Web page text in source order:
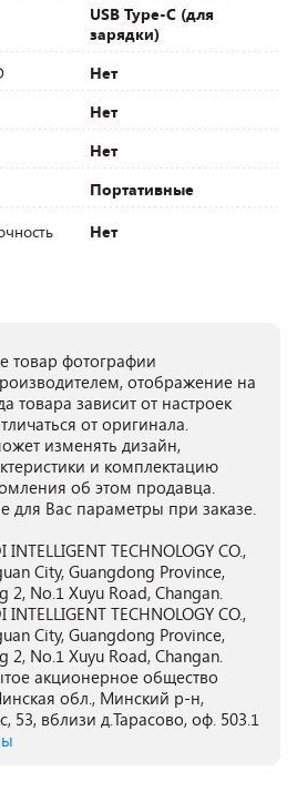
USB Type-C (для
зарядки)
Нет
Нет
Нет
Портативные
Нет
фотографии
отображение на
товара зависит от настроек
от оригинала.
изменять дизайн,
и комплектацию
об этом продавца.
для Вас параметры при заказе.
TECHNOLOGY CO.,
City, Guangdong Province,
2, No.1 Xuyu Road, Changan.
TECHNOLOGY CO.,
City, Guangdong Province,
2, No.1 Xuyu Road, Changan.
акционерное общество
обл., Минский р-н,
53, вблизи д.Тарасово, оф. 503.1